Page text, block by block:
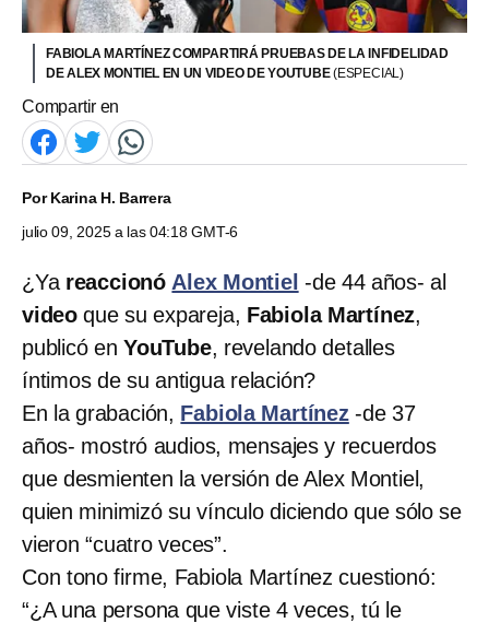
FABIOLA MARTÍNEZ COMPARTIRÁ PRUEBAS DE LA INFIDELIDAD
DE ALEX MONTIEL EN UN VIDEO DE YOUTUBE(ESPECIAL)
Compartir en
PorKarina H. Barrera
julio 09, 2025 a las 04:18 GMT-6
¿Ya reaccionó Alex Montiel -de 44 años- al
video que su expareja, Fabiola Martínez,
publicó enYouTube, revelando detalles
íntimos de su antigua relación?
En la grabación, Fabiola Martínez-de 37
años- mostró audios, mensajes y recuerdos
que desmienten la versión de Alex Montiel,
quien minimizó su vínculo diciendo que sólo se
vieron “cuatro veces”.
Con tono firme, Fabiola Martínez cuestionó:
“¿A una persona que viste 4 veces, tú le